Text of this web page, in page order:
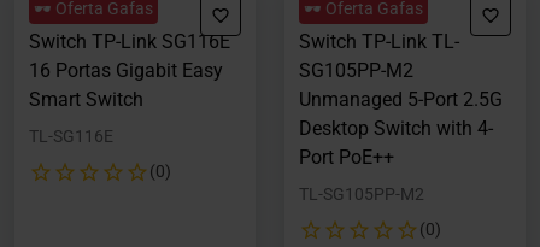
🕶️ Oferta Gafas
Switch TP-Link SG116E
16 Portas Gigabit Easy
Smart Switch
TL-SG116E
(0)
🕶️ Oferta Gafas
Switch TP-Link TL-
SG105PP-M2
Unmanaged 5-Port 2.5G
Desktop Switch with 4-
Port PoE++
TL-SG105PP-M2
(0)